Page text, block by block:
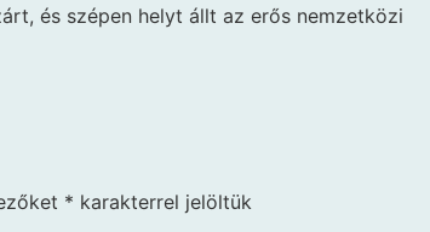
és szépen helyt állt az erős nemzetközi
* karakterrel jelöltük